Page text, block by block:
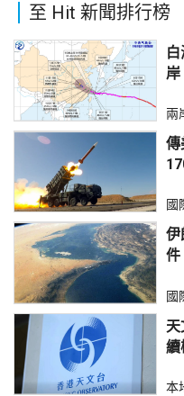
至 Hit 新聞排行榜
兩
傳
國
伊
國
續
本